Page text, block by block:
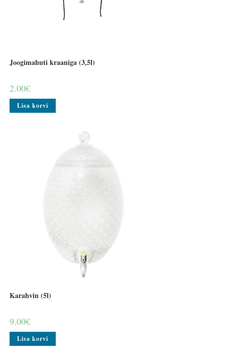
Joogimahuti kraaniga (3,5l)
2.00€
Lisa korvi
Karahvin (5l)
9.00€
Lisa korvi